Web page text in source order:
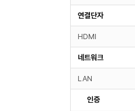
연결단자
HDMI
네트워크
LAN
인증